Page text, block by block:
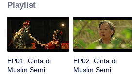
dan menemukan cinta yang menyembuhkan,
ketidaksempurnaan masing-masing.
Playlist
EP01: Cinta di
Musim Semi
EP02: Cinta di
Musim Semi